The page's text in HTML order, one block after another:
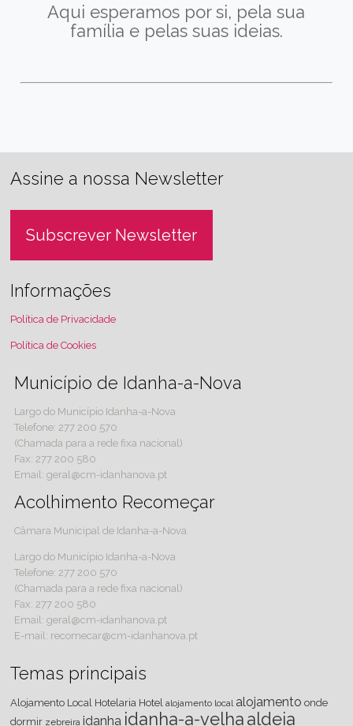
Aqui esperamos por si, pela sua
família e pelas suas ideias.
Assine a nossa Newsletter
Subscrever Newsletter
Informações
Política de Privacidade
Política de Cookies
Município de Idanha-a-Nova
Largo do Município Idanha-a-Nova
Telefone: 277 200 570
(Chamada para a rede fixa nacional)
Fax: 277 200 580
Email: geral@cm-idanhanova.pt
Acolhimento Recomeçar
Câmara Municipal de Idanha-a-Nova
Largo do Município Idanha-a-Nova
Telefone: 277 200 570
(Chamada para a rede fixa nacional)
Fax: 277 200 580
Email: geral@cm-idanhanova.pt
E-mail: recomecar@cm-idanhanova.pt
Temas principais
Alojamento Local Hotelaria Hotel alojamento local alojamento onde
dormir zebreira idanha idanha-a-velhaaldeia